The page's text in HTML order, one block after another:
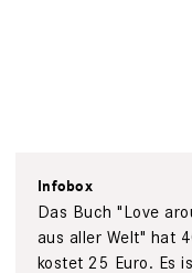
Infobox
Das Buch "Love
aus aller Welt" hat
kostet 25 Euro. Es